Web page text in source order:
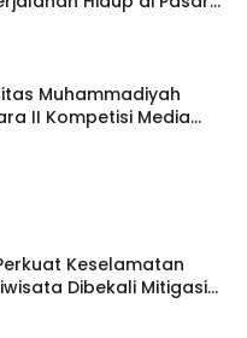
Muhammadiyah
II Kompetisi Media
Tingkat Internasional
Keselamatan
Dibekali Mitigasi